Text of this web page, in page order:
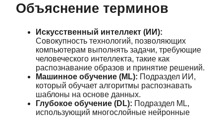
Объяснение терминов
Искусственный интеллект (ИИ):
Совокупность технологий, позволяющих
компьютерам выполнять задачи, требующие
человеческого интеллекта, такие как
распознавание образов и принятие решений.
Машинное обучение (ML): Подраздел ИИ,
который обучает алгоритмы распознавать
шаблоны на основе данных.
Глубокое обучение (DL): Подраздел ML,
использующий многослойные нейронные